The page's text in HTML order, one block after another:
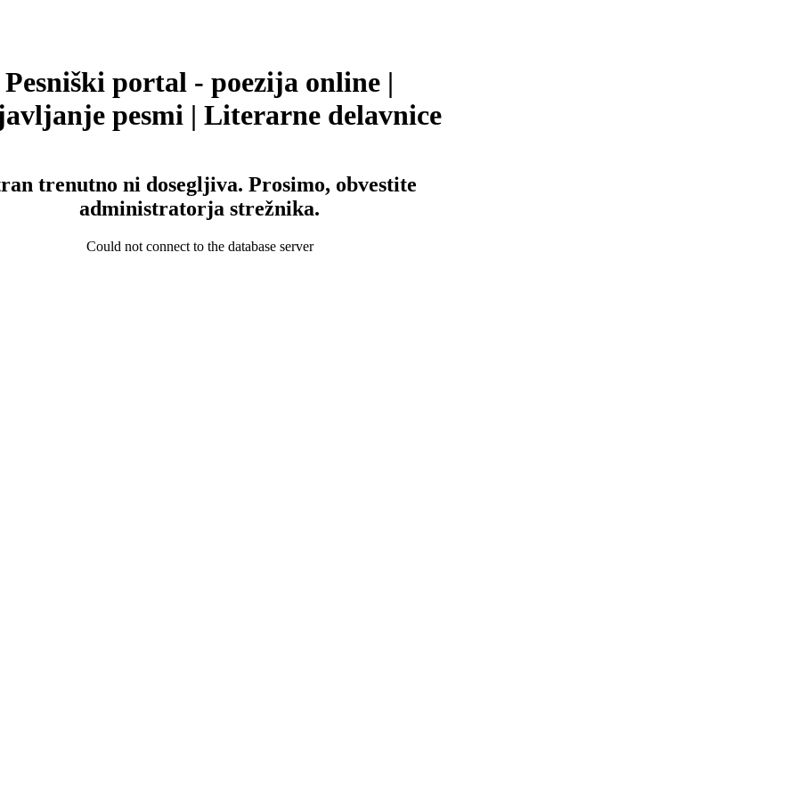
Pesniški portal - poezija online |
pesmi | Literarne delavnice
trenutno ni dosegljiva. Prosimo, obvestite
administratorja strežnika.
Could not connect to the database server